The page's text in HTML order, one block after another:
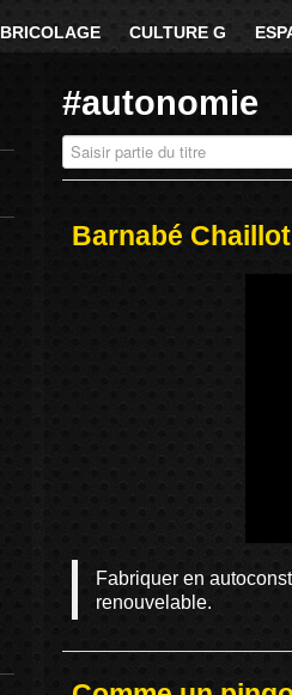
BRICOLAGE CULTURE G
#autonomie
Saisir partie du titre
Barnabé Chaillot
Fabriquer en
renouvelable.